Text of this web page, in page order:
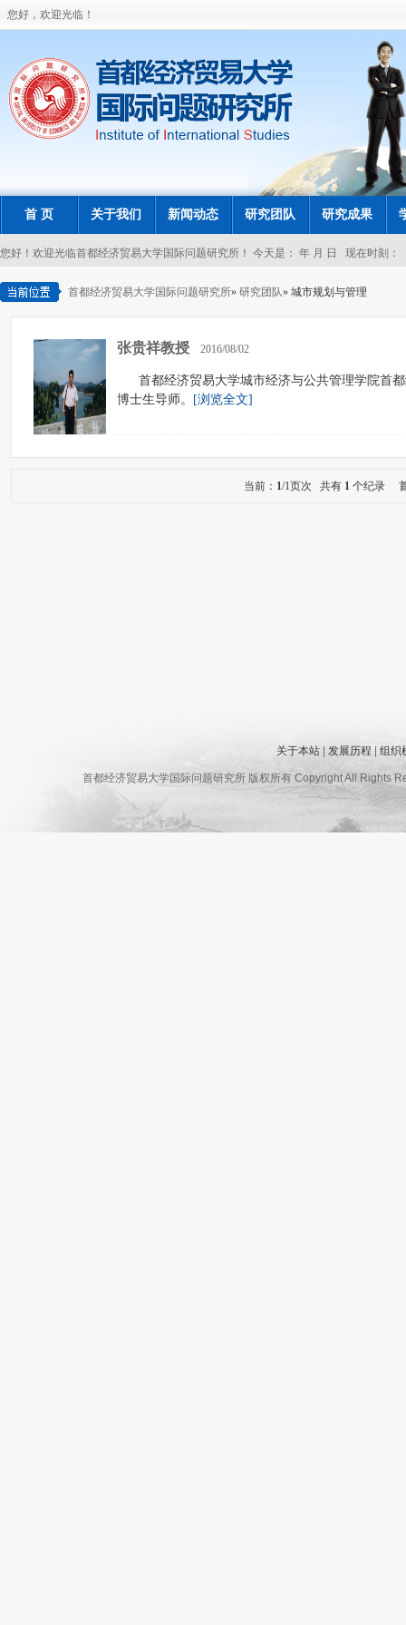
您好，欢迎光临！
首 页 关于我们 新闻动态 研究团队 研究成果
您好！欢迎光临首都经济贸易大学国际问题研究所！ 今天是： 年 月 日 现在时刻：
首都经济贸易大学国际问题研究所» 研究团队» 城市规划与管理
张贵祥教授 2016/08/02
首都经济贸易大学城市经济与公共管理学院首
博士生导师。
[浏览全文]
当前： 1/1页次 共有 1 个纪录
关于本站 发展历程 组织
首都经济贸易大学国际问题研究所 版权所有 Copyright All Rights